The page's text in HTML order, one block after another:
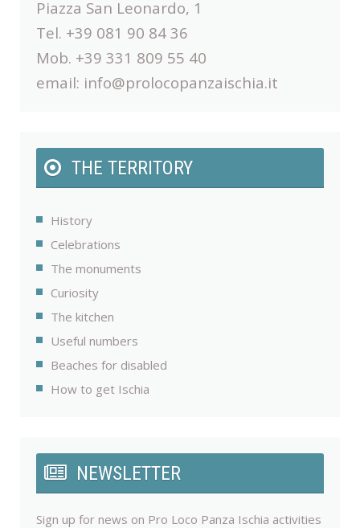
Piazza San Leonardo, 1
Tel. +39 081 90 84 36
Mob. +39 331 809 55 40
email: info@prolocopanzaischia.it
THE TERRITORY
History
Celebrations
The monuments
Curiosity
The kitchen
Useful numbers
Beaches for disabled
How to get Ischia
NEWSLETTER
Sign up for news on Pro Loco Panza Ischia activities